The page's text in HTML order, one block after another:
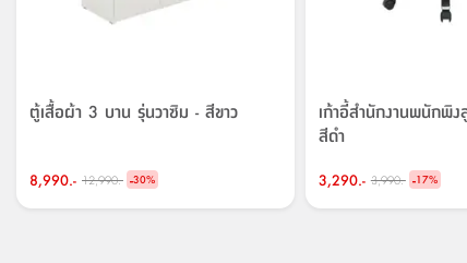
ตู้เสื้อผ้า 3 บาน รุ่นวาซิม - สีขาว
8,990.- 12,990.- -30%
เก้าอี้สำนักงานพนักพิง
สีดำ
3,290.- 3,990.- -17%